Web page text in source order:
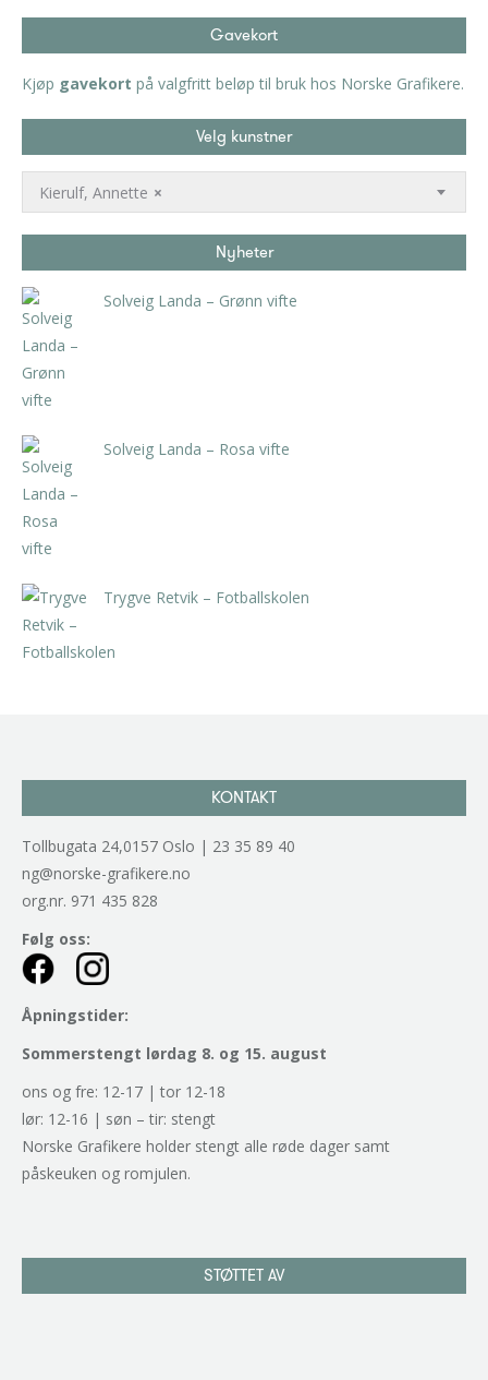
Gavekort
Kjøp gavekort på valgfritt beløp til bruk hos Norske Grafikere.
Velg kunstner
×
Kierulf, Annette
Nyheter
Solveig Landa – Grønn vifte
Solveig Landa – Rosa vifte
Trygve Retvik – Fotballskolen
KONTAKT
Tollbugata 24,0157 Oslo | 23 35 89 40
ng@norske-grafikere.no
org.nr. 971 435 828
Følg oss:
Åpningstider:
Sommerstengt lørdag 8. og 15. august
ons og fre: 12-17 | tor 12-18
lør: 12-16 | søn – tir: stengt
Norske Grafikere holder stengt alle røde dager samt
påskeuken og romjulen.
STØTTET AV